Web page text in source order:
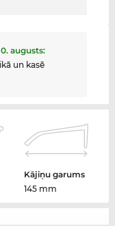
augusts:
un kasē
Kājiņu garums
145 mm